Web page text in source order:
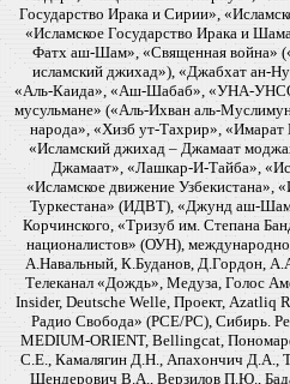
Государство Ирака и Сирии»,
«Исламское Государство Ирака и
Фатх аш-Шам», «Священная война»
исламский джихад»), «Джабхат ан-
«Аль-Каида», «Аш-Шабаб», «УНА-
мусульмане» («Аль-Ихван аль-
народа», «Хизб ут-Тахрир», «Имарат
«Исламский джихад – Джамаат
Джамаат», «Лашкар-И-Тайба»,
«Исламское движение Узбекистана»,
Туркестана» (ИДВТ), «Джунд аш-
Корчинского, «Тризуб им. Степана
националистов» (ОУН),
А.Навальный, К.Буданов, Д.Гордон,
Телеканал «Дождь», Медуза, Голос
Insider, Deutsche Welle, Проект, Azatliq
Радио Свобода» (PCE/PC), Сибирь.
MEDIUM-ORIENT, Bellingcat,
С.Е., Камалягин Д.Н., Апахончич Д.А.,
Шендерович В.А., Верзилов П.Ю.,